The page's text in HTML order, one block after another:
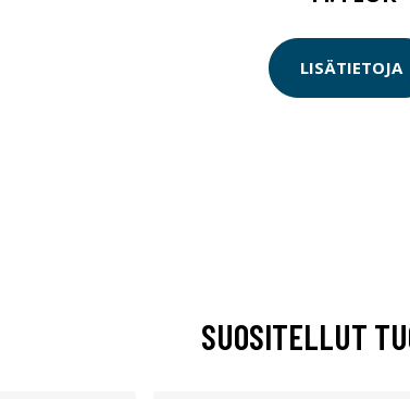
LISÄTIETOJA
SUOSITELLUT